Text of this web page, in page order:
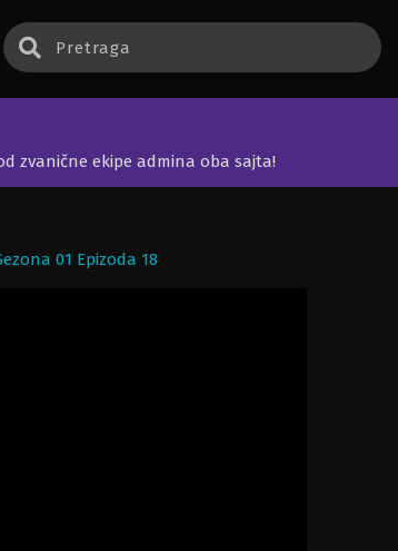
zvanične ekipe admina oba sajta!
01 Epizoda 18